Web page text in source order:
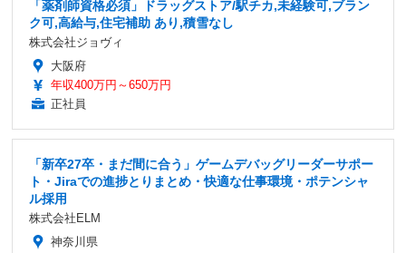
「薬剤師資格必須」ドラッグストア/駅チカ,未経験可,ブラン
ク可,高給与,住宅補助 あり,積雪なし
株式会社ジョヴィ
大阪府
年収400万円～650万円
正社員
「新卒27卒・まだ間に合う」ゲームデバッグリーダーサポー
ト・Jiraでの進捗とりまとめ・快適な仕事環境・ポテンシャ
ル採用
株式会社ELM
神奈川県